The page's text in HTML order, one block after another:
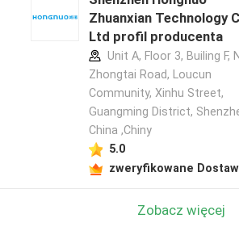
Zhuanxian Technology
Ltd profil producenta
Unit A, Floor 3, Builing F,
Zhongtai Road, Loucun
Community, Xinhu Street,
Guangming District,
China ,Chiny
5.0
zweryfikowane
Zobacz więcej